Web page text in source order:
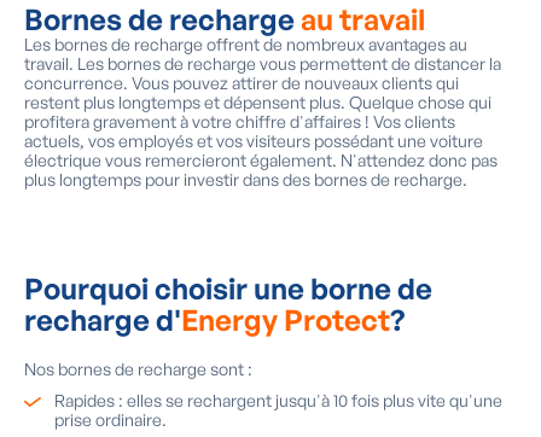
Bornes de rechargeau travail
Les bornes de recharge offrent de nombreux avantages au
travail. Les bornes de recharge vous permettent de distancer la
concurrence. Vous pouvez attirer de nouveaux clients qui
restent plus longtemps et dépensent plus. Quelque chose qui
profitera gravement à votre chiffre d'affaires ! Vos clients
actuels, vos employés et vos visiteurs possédant une voiture
électrique vous remercieront également. N'attendez donc pas
plus longtemps pour investir dans des bornes de recharge.
Pourquoi choisir une borne de
recharge d'Energy Protect?
Nos bornes de recharge sont :
Rapides : elles se rechargent jusqu'à 10 fois plus vite qu'une
prise ordinaire.